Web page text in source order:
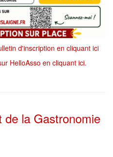
d'inscription en cliquant ici
HelloAsso en cliquant ici.
de la Gastronomie